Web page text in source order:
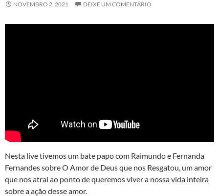
NOVEMBRO 2, 2021 DEIXE UM COMENTÁRIO
Nesta live tivemos um bate papo com Raimundo e Fernanda
Fernandes sobre O Amor de Deus que nos Resgatou, um amor
que nos atrai ao ponto de queremos viver a nossa vida inteira
sobre a ação desse amor.